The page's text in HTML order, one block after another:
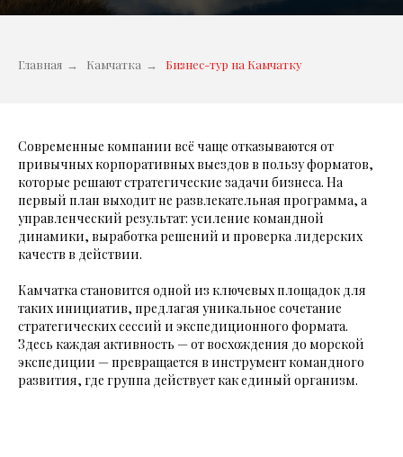
Главная → Камчатка → Бизнес-тур на Камчатку
Современные компании всё чаще отказываются от
привычных корпоративных выездов в пользу форматов,
которые решают стратегические задачи бизнеса. На
первый план выходит не развлекательная программа, а
управленческий результат: усиление командной
динамики, выработка решений и проверка лидерских
качеств в действии.
Камчатка становится одной из ключевых площадок для
таких инициатив, предлагая уникальное сочетание
стратегических сессий и экспедиционного формата.
Здесь каждая активность — от восхождения до морской
экспедиции — превращается в инструмент командного
развития, где группа действует как единый организм.